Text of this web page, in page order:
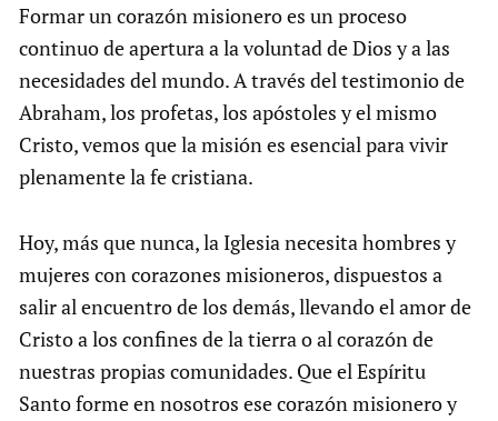
Formar un corazón misionero es un proceso
continuo de apertura a la voluntad de Dios y a las
necesidades del mundo. A través del testimonio de
Abraham, los profetas, los apóstoles y el mismo
Cristo, vemos que la misión es esencial para vivir
plenamente la fe cristiana.
Hoy, más que nunca, la Iglesia necesita hombres y
mujeres con corazones misioneros, dispuestos a
salir al encuentro de los demás, llevando el amor de
Cristo a los confines de la tierra o al corazón de
nuestras propias comunidades. Que el Espíritu
Santo forme en nosotros ese corazón misionero y